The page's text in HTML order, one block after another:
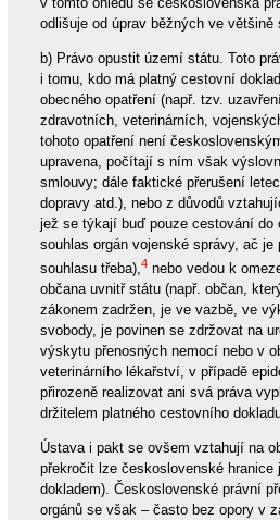
odlišuje od úprav běžných ve většině
b) Právo opustit území státu. Toto
i tomu, kdo má platný cestovní
obecného opatření (např. tzv.
zdravotních, veterinárních,
tohoto opatření není
upravena, počítají s ním však
smlouvy; dále faktické přerušení
dopravy atd.), nebo z důvodů
jež se týkají buď pouze cestování do
souhlas orgán vojenské správy, ač je
souhlasu třeba), 4nebo vedou k
občana uvnitř státu (např. občan,
zákonem zadržen, je ve vazbě, ve
svobody, je povinen se zdržovat na
výskytu přenosných nemocí nebo v
veterinárního lékařství, v případě
přirozeně realizovat ani svá práva
držitelem platného cestovního
Ústava i pakt se ovšem vztahují na
překročit lze československé
dokladem). Československé právní
orgánů se však – často bez opory v